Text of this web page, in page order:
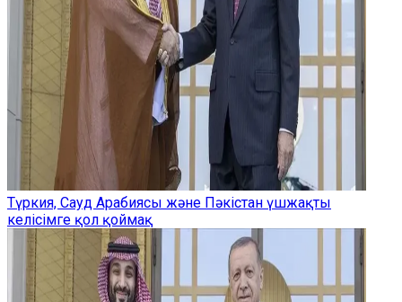
Түркия, Сауд Арабиясы және Пәкістан үшжақты
келісімге қол қоймақ